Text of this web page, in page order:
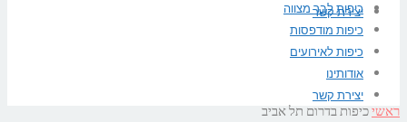
יצירת קשר
כיפות לבר מצווה
כיפות מודפסות
כיפות לאירועים
אודותינו
יצירת קשר
ראשיכיפות בדרום תל אביב